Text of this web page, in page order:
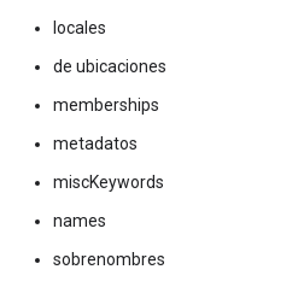
locales
de ubicaciones
memberships
metadatos
miscKeywords
names
sobrenombres